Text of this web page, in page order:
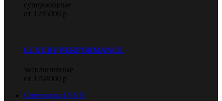
супермощные
от 1295000 р
LUXURY PERFORMANCE
эксклюзивные
от 1764000 р
Снегоходы LYNX